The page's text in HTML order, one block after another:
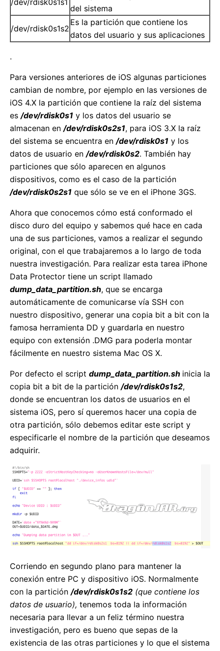
/dev/rdisk0s1s1
del sistema
/dev/rdisk0s1s2
Es la partición que contiene los
datos del usuario y sus aplicaciones
.
Para versiones anteriores de iOS algunas particiones
cambian de nombre, por ejemplo en las versiones de
iOS 4.X la partición que contiene la raíz del sistema
es /dev/rdisk0s1 y los datos del usuario se
almacenan en /dev/rdisk0s2s1, para iOS 3.X la raíz
del sistema se encuentra en /dev/rdisk0s1 y los
datos de usuario en /dev/rdisk0s2. También hay
particiones que sólo aparecen en algunos
dispositivos, como es el caso de la partición
/dev/rdisk0s2s1 que sólo se ve en el iPhone 3GS.
Ahora que conocemos cómo está conformado el
disco duro del equipo y sabemos qué hace en cada
una de sus particiones, vamos a realizar el segundo
original, con el que trabajaremos a lo largo de toda
nuestra investigación. Para realizar esta tarea iPhone
Data Protector tiene un script llamado
dump_data_partition.sh, que se encarga
automáticamente de comunicarse vía SSH con
nuestro dispositivo, generar una copia bit a bit con la
famosa herramienta DD y guardarla en nuestro
equipo con extensión .DMG para poderla montar
fácilmente en nuestro sistema Mac OS X.
Por defecto el script dump_data_partition.sh inicia la
copia bit a bit de la partición /dev/rdisk0s1s2,
donde se encuentran los datos de usuarios en el
sistema iOS, pero sí queremos hacer una copia de
otra partición, sólo debemos editar este script y
especificarle el nombre de la partición que deseamos
adquirir.
Corriendo en segundo plano para mantener la
conexión entre PC y dispositivo iOS. Normalmente
con la partición /dev/rdisk0s1s2 (que contiene los
datos de usuario), tenemos toda la información
necesaria para llevar a un feliz término nuestra
investigación, pero es bueno que sepas de la
existencia de las otras particiones y lo que el sistema